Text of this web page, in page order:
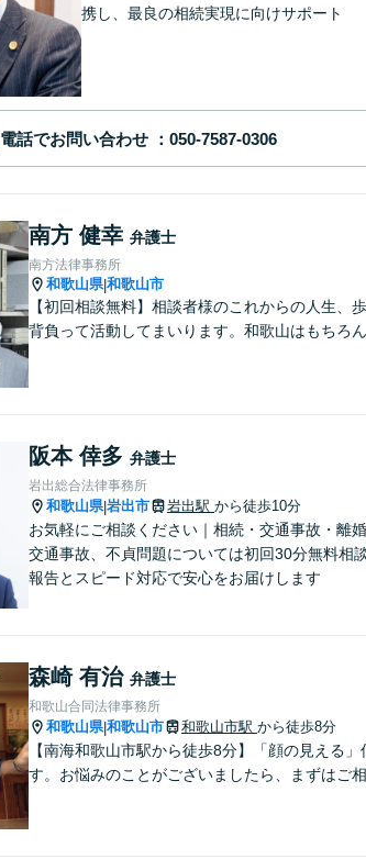
携し、最良の相続実現に向けサポート
電話でお問い合わせ
南方 健幸 弁護士
南方法律事務所
和歌山県|和歌山市
【初回相談無料】相談者様のこれからの人生
背負って活動してまいります。和歌山はもちろ
阪本 倖多 弁護士
岩出総合法律事務所
和歌山県|岩出市 岩出駅 から徒歩10分
お気軽にご相談ください｜相続・交通事故・離
交通事故、不貞問題については初回30分無料相
報告とスピード対応で安心をお届けします
森崎 有治 弁護士
和歌山合同法律事務所
和歌山県|和歌山市 和歌山市駅 から徒歩8分
【南海和歌山市駅から徒歩8分】「顔の見える
す。お悩みのことがございましたら、まずはご